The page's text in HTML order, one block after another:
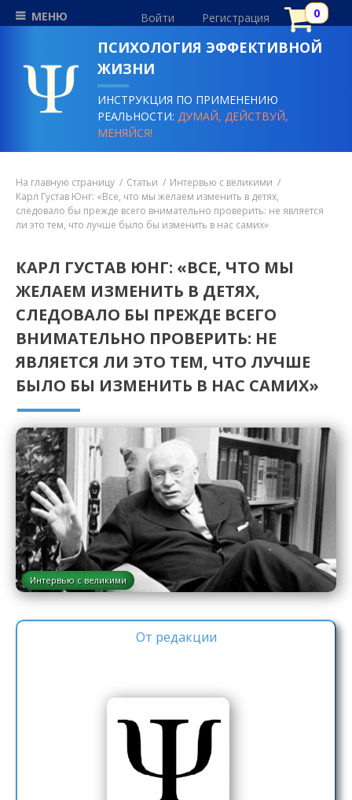
МЕНЮ Войти Регистрация
ПСИХОЛОГИЯ ЭФФЕКТИВНОЙ
ЖИЗНИ
ИНСТРУКЦИЯ ПО ПРИМЕНЕНИЮ
РЕАЛЬНОСТИ:ДУМАЙ, ДЕЙСТВУЙ,
МЕНЯЙСЯ!
На главную страницу Статьи
Интервью с великими
Карл Густав Юнг: «Все, что мы желаем изменить в детях,
следовало бы прежде всего внимательно проверить: не является
ли это тем, что лучше было бы изменить в нас самих»
КАРЛ ГУСТАВ ЮНГ: «ВСЕ, ЧТО МЫ
ЖЕЛАЕМ ИЗМЕНИТЬ В ДЕТЯХ,
СЛЕДОВАЛО БЫ ПРЕЖДЕ ВСЕГО
ВНИМАТЕЛЬНО ПРОВЕРИТЬ: НЕ
ЯВЛЯЕТСЯ ЛИ ЭТО ТЕМ, ЧТО ЛУЧШЕ
БЫЛО БЫ ИЗМЕНИТЬ В НАС САМИХ»
Интервью с великими
От редакции